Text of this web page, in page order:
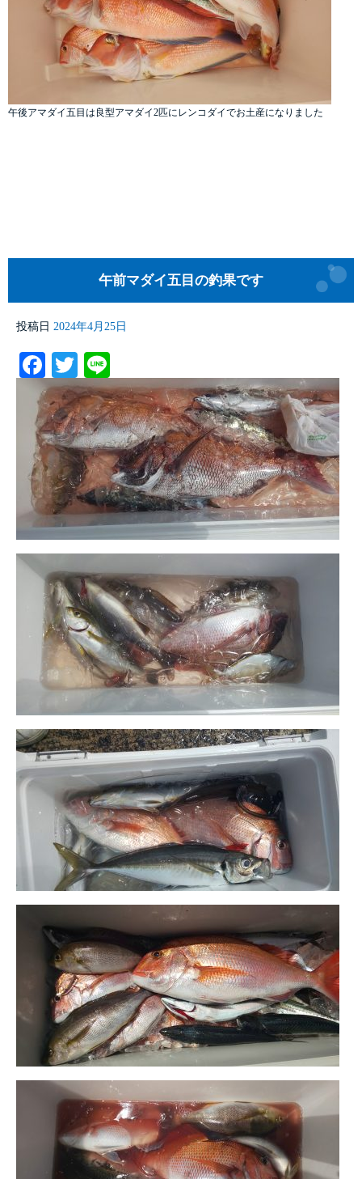
午後アマダイ五目は良型アマダイ2匹にレンコダイでお土産になりました
午前マダイ五目の釣果です
投稿日 2024年4月25日
Facebook
Twitter